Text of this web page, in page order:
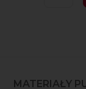
MATERIAŁY